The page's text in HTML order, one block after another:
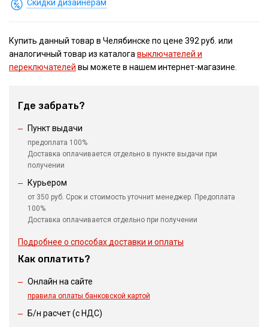
Скидки дизайнерам
Купить данный товар в Челябинске по цене 392 руб. или
аналогичный товар из каталогавыключателей и
переключателей вы можете в нашем интернет-магазине.
Где забрать?
Пункт выдачи
предоплата 100%
Доставка оплачивается отдельно в пункте выдачи при
получении
Курьером
от 350 руб. Срок и стоимость уточнит менеджер. Предоплата
100%
Доставка оплачивается отдельно при получении
Подробнее о способах доставки и оплаты
Как оплатить?
Онлайн на сайте
правила оплаты банковской картой
Б/н расчет (c НДС)